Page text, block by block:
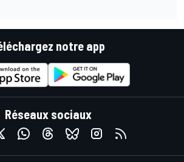
notre app
Réseaux sociaux